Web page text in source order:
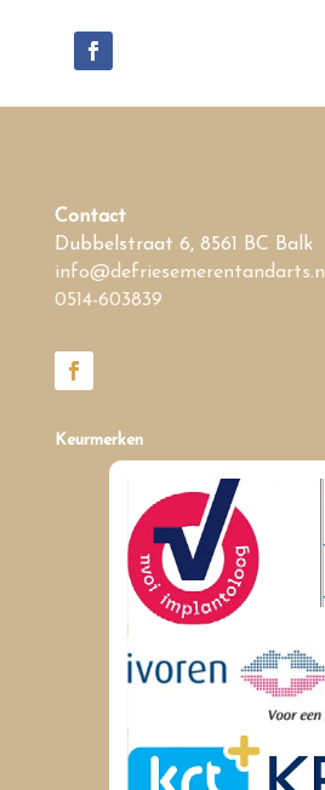
Contact
Dubbelstraat 6, 8561 BC Balk
info@defriesemerentandarts.nl
0514-603839
Keurmerken